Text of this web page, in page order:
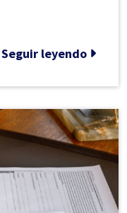
Seguir leyendo